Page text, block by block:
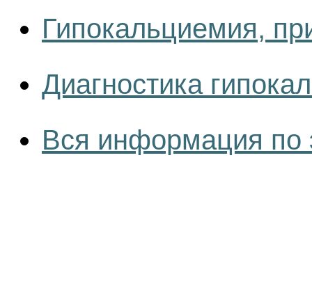
Гипокальциемия,
Диагностика
Вся информация по